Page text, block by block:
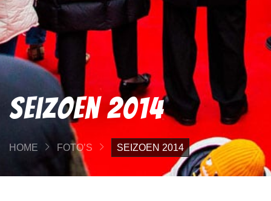
Seizoen 2014
HOME FOTO’S SEIZOEN 2014